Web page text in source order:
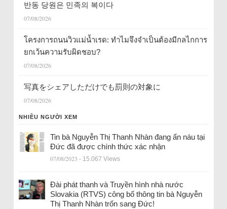
반동 당원은 민족의 복이다
07/08/2026
โครงการถนนวิวแม่น้ำเรด: ทำไมจึงจำเป็นต้องมีกลไกการ
ยกเว้นความรับผิดชอบ?
07/08/2026
写真をシェアしただけでも罰則の対象に
07/08/2026
NHIỀU NGƯỜI XEM
Tin bà Nguyễn Thị Thanh Nhàn đang ẩn náu tại
Đức đã được chính thức xác nhận
07/08/2023 - 15.067 Views
Đài phát thanh và Truyền hình nhà nước
Slovakia (RTVS) công bố thông tin bà Nguyễn
Thị Thanh Nhàn trốn sang Đức!